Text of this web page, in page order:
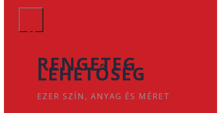
×
RENGETEG
LEHETŐSÉG
EZER SZÍN, ANYAG ÉS MÉRET